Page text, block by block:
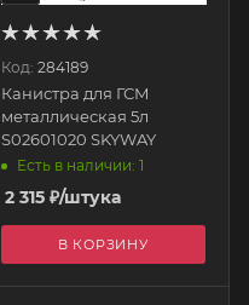
Код: 284189
Канистра для ГСМ
металлическая 5л
S02601020 SKYWAY
Есть в наличии: 1
2 315₽/штука
В КОРЗИНУ